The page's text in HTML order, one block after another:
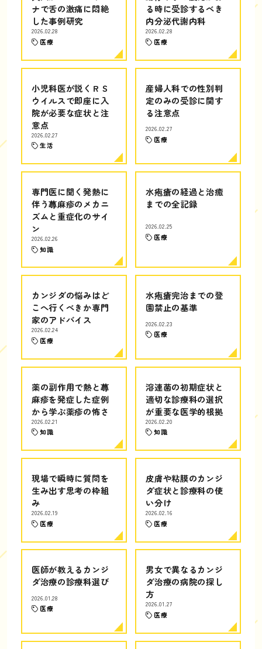
ナで舌の激痛に悶絶
した事例研究
2026.02.28
医療
る時に受診するべき
内分泌代謝内科
2026.02.28
医療
小児科医が説くＲＳ
ウイルスで即座に入
院が必要な症状と注
意点
2026.02.27
生活
産婦人科での性別判
定のみの受診に関す
る注意点
2026.02.27
医療
専門医に聞く発熱に
伴う蕁麻疹のメカニ
ズムと重症化のサイ
ン
2026.02.26
知識
水疱瘡の経過と治癒
までの全記録
2026.02.25
医療
カンジダの悩みはど
こへ行くべきか専門
家のアドバイス
2026.02.24
医療
水疱瘡完治までの登
園禁止の基準
2026.02.23
医療
薬の副作用で熱と蕁
麻疹を発症した症例
から学ぶ薬疹の怖さ
2026.02.21
知識
溶連菌の初期症状と
適切な診療科の選択
が重要な医学的根拠
2026.02.20
知識
現場で瞬時に質問を
生み出す思考の枠組
み
2026.02.19
医療
皮膚や粘膜のカンジ
ダ症状と診療科の使
い分け
2026.02.16
医療
医師が教えるカンジ
ダ治療の診療科選び
2026.01.28
医療
男女で異なるカンジ
ダ治療の病院の探し
方
2026.01.27
医療